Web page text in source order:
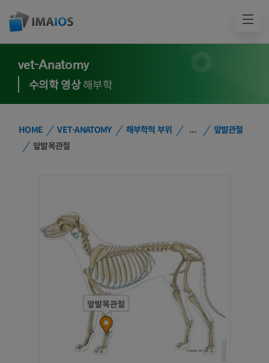
vet-Anatomy
수의학 영상해부학
HOME VET-ANATOMY 해부학적 부위 ...
앞발관절
앞발목관절